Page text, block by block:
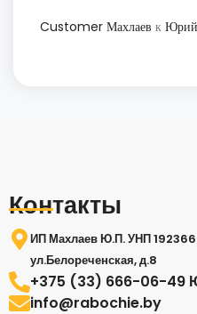
Customer Махлаев к Юрий
Контакты
ИП Махлаев Ю.П. УНП
ул.Белореченская, д.8
+375 (33) 666-06-49
info@rabochie.by